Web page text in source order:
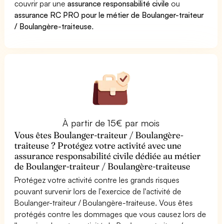
couvrir par uneassurance responsabilité civile ou
assurance RC PRO pour le métier de Boulanger-traiteur
/ Boulangère-traiteuse.
À partir de 15€ par mois
Vous êtes Boulanger-traiteur / Boulangère-
traiteuse ? Protégez votre activité avec une
assurance responsabilité civile dédiée au métier
de Boulanger-traiteur / Boulangère-traiteuse
Protégez votre activité contre les grands risques
pouvant survenir lors de l'exercice de l'activité de
Boulanger-traiteur / Boulangère-traiteuse. Vous êtes
protégés contre les dommages que vous causez lors de